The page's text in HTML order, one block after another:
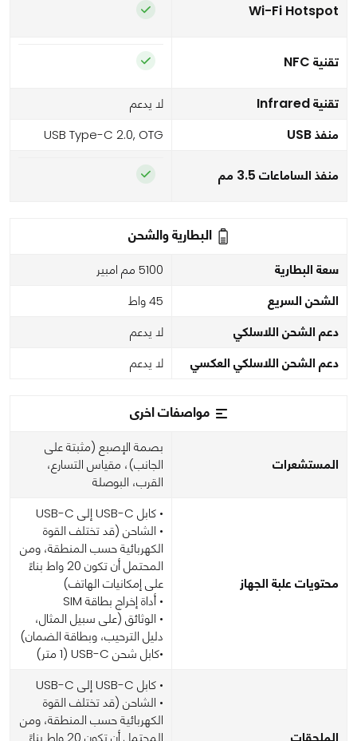
Wi-Fi Hotspot
تقنية NFC
تقنية Infrared لا يدعم
منفذ USB USB Type-C 2.0, OTG
منفذ الساماعات 3.5 مم
البطارية والشحن
سعة البطارية 5100 مم امبير
الشحن السريع 45 واط
دعم الشحن اللاسلكي لا يدعم
دعم الشحن اللاسلكي العكسي لا يدعم
مواصفات اخرى
المستشعرات
بصمة الإصبع (مثبتة على
الجانب)، مقياس التسارع،
القرب، البوصلة
محتويات علبة الجهاز
• كابل USB-C إلى USB-C
• الشاحن (قد تختلف القوة
الكهربائية حسب المنطقة، ومن
المحتمل أن تكون 20 واط بناءً
على إمكانيات الهاتف)
• أداة إخراج بطاقة SIM
• الوثائق (على سبيل المثال،
دليل الترحيب، وبطاقة الضمان)
•كابل شحن USB-C ‏(1 متر)
• كابل USB-C إلى USB-C
• الشاحن (قد تختلف القوة
الكهربائية حسب المنطقة، ومن